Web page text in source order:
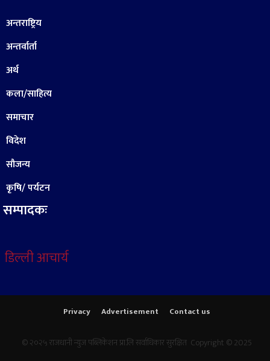
अन्तराष्ट्रिय
अन्तर्वार्ता
अर्थ
कला/साहित्य
समाचार
विदेश
सौजन्य
कृषि/ पर्यटन
सम्पादकः
डिल्ली आचार्य
Privacy Advertisement Contact us
© २०२५ राजधानी न्युज पब्लिकेशन प्रा.लि सर्वाधिकार सुरक्षित Copyright © 2025